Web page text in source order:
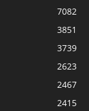
7082
3851
3739
2623
2467
2415